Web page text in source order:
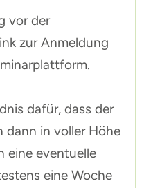
vor der
zur Anmeldung
dafür, dass der
dann in voller Höhe
eine eventuelle
eine Woche